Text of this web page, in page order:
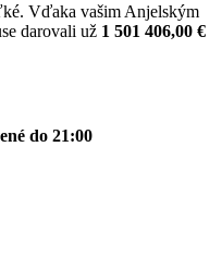
Vďaka vašim Anjelským
darovali už 1 501 406,00 €
do 21:00